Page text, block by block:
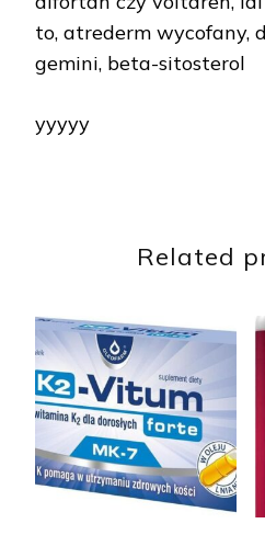
to, atrederm wycofany,
gemini, beta-sitosterol
yyyyy
Related